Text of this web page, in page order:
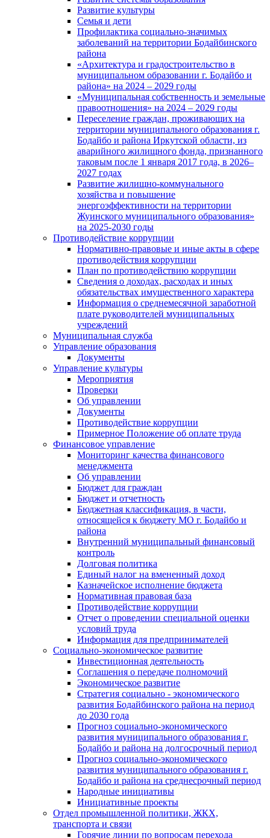
Развитие культуры
Семья и дети
Профилактика социально-значимых
заболеваний на территории Бодайбинского
района
«Архитектура и градостроительство в
муниципальном образовании г. Бодайбо и
района» на 2024 – 2029 годы
«Муниципальная собственность и земельные
правоотношения» на 2024 – 2029 годы
Переселение граждан, проживающих на
территории муниципального образования г.
Бодайбо и района Иркутской области, из
аварийного жилищного фонда, признанного
таковым после 1 января 2017 года, в 2026–
2027 годах
Развитие жилищно-коммунального
хозяйства и повышение
энергоэффективности на территории
Жуинского муниципального образования»
на 2025-2030 годы
Противодействие коррупции
Нормативно-правовые и иные акты в сфере
противодействия коррупции
План по противодействию коррупции
Сведения о доходах, расходах и иных
обязательствах имущественного характера
Информация о среднемесячной заработной
плате руководителей муниципальных
учреждений
Муниципальная служба
Управление образования
Документы
Управление культуры
Мероприятия
Проверки
Об управлении
Документы
Противодействие коррупции
Примерное Положение об оплате труда
Финансовое управление
Мониторинг качества финансового
менеджмента
Об управлении
Бюджет для граждан
Бюджет и отчетность
Бюджетная классификация, в части,
относящейся к бюджету МО г. Бодайбо и
района
Внутренний муниципальный финансовый
контроль
Долговая политика
Единый налог на вмененный доход
Казначейское исполнение бюджета
Нормативная правовая база
Противодействие коррупции
Отчет о проведении специальной оценки
условий труда
Информация для предпринимателей
Социально-экономическое развитие
Инвестиционная деятельность
Соглашения о передаче полномочий
Экономическое развитие
Стратегия социально - экономического
развития Бодайбинского района на период
до 2030 года
Прогноз социально-экономического
развития муниципального образования г.
Бодайбо и района на долгосрочный период
Прогноз социально-экономического
развития муниципального образования г.
Бодайбо и района на среднесрочный период
Народные инициативы
Инициативные проекты
Отдел промышленной политики, ЖКХ,
транспорта и связи
Горячие линии по вопросам перехода